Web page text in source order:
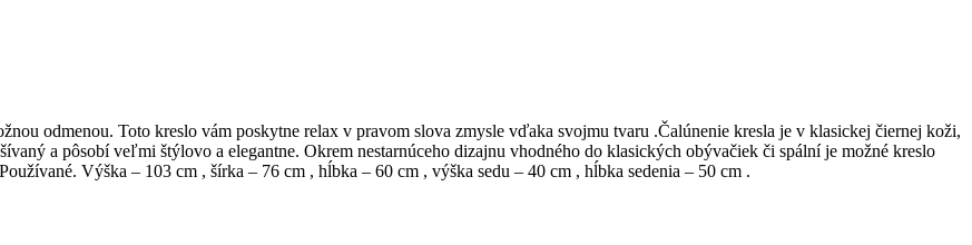
odmenou. Toto kreslo vám poskytne relax v pravom slova zmysle vďaka svojmu tvaru .Čalúnenie kresla je v klasickej čiernej koži,
a pôsobí veľmi štýlovo a elegantne. Okrem nestarnúceho dizajnu vhodného do klasických obývačiek či spální je možné kreslo
Výška – 103 cm , šírka – 76 cm , hĺbka – 60 cm , výška sedu – 40 cm , hĺbka sedenia – 50 cm .